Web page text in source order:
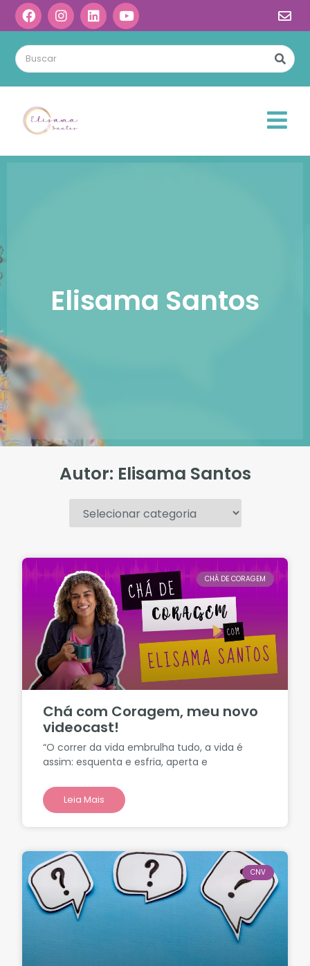
Elisama Santos
Autor: Elisama Santos
.
CHÁ DE CORAGEM
Chá com Coragem, meu novo
videocast!
“O correr da vida embrulha tudo, a vida é
assim: esquenta e esfria, aperta e
Leia Mais
CNV